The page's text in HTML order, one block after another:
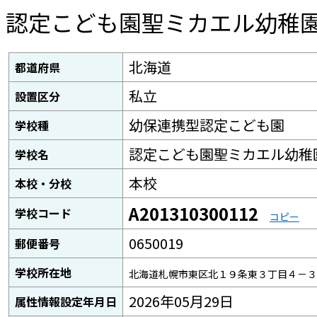
認定こども園聖ミカエル幼稚
都道府県 北海道
設置区分 私立
学校種 幼保連携型認定こども園
学校名 認定こども園聖ミカエル幼稚
本校・分校 本校
学校コード A201310300112 コピー
郵便番号 0650019
学校所在地 北海道札幌市東区北１９条東３丁目４－３
属性情報設定年月日 2026年05月29日